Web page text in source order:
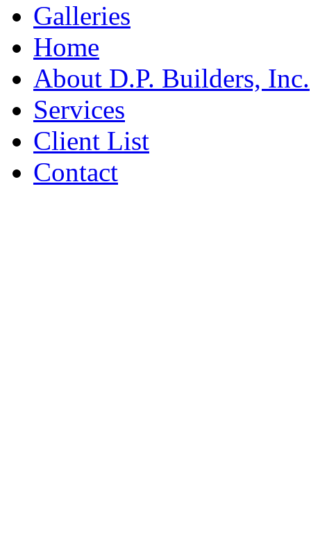
Galleries
Home
About D.P. Builders, Inc.
Services
Client List
Contact